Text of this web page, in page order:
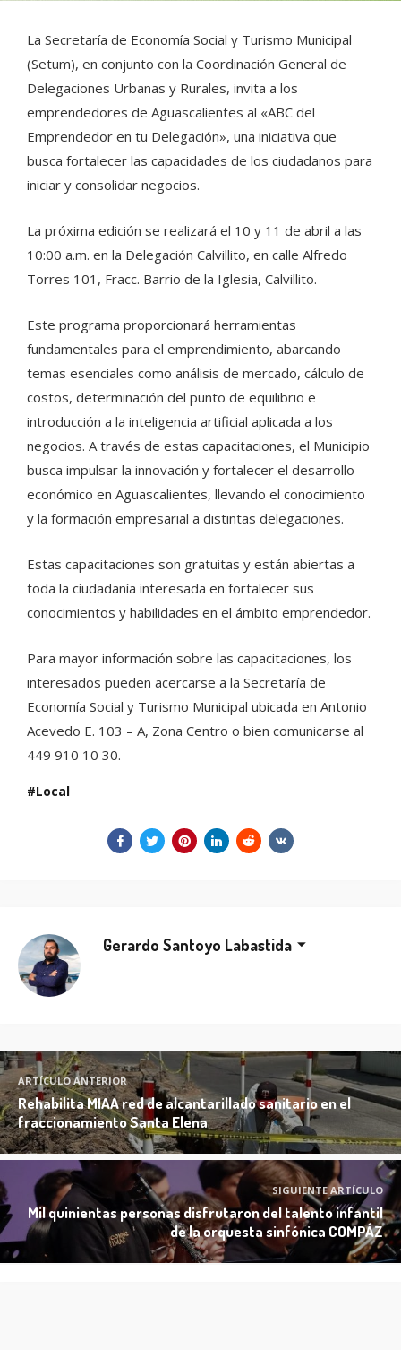
La Secretaría de Economía Social y Turismo Municipal
(Setum), en conjunto con la Coordinación General de
Delegaciones Urbanas y Rurales, invita a los
emprendedores de Aguascalientes al «ABC del
Emprendedor en tu Delegación», una iniciativa que
busca fortalecer las capacidades de los ciudadanos para
iniciar y consolidar negocios.
La próxima edición se realizará el 10 y 11 de abril a las
10:00 a.m. en la Delegación Calvillito, en calle Alfredo
Torres 101, Fracc. Barrio de la Iglesia, Calvillito.
Este programa proporcionará herramientas
fundamentales para el emprendimiento, abarcando
temas esenciales como análisis de mercado, cálculo de
costos, determinación del punto de equilibrio e
introducción a la inteligencia artificial aplicada a los
negocios. A través de estas capacitaciones, el Municipio
busca impulsar la innovación y fortalecer el desarrollo
económico en Aguascalientes, llevando el conocimiento
y la formación empresarial a distintas delegaciones.
Estas capacitaciones son gratuitas y están abiertas a
toda la ciudadanía interesada en fortalecer sus
conocimientos y habilidades en el ámbito emprendedor.
Para mayor información sobre las capacitaciones, los
interesados pueden acercarse a la Secretaría de
Economía Social y Turismo Municipal ubicada en Antonio
Acevedo E. 103 – A, Zona Centro o bien comunicarse al
449 910 10 30.
Local
Gerardo Santoyo Labastida
ARTÍCULO ANTERIOR
Rehabilita MIAA red de alcantarillado sanitario en el
fraccionamiento Santa Elena
SIGUIENTE ARTÍCULO
Mil quinientas personas disfrutaron del talento infantil
de la orquesta sinfónica COMPÁZ